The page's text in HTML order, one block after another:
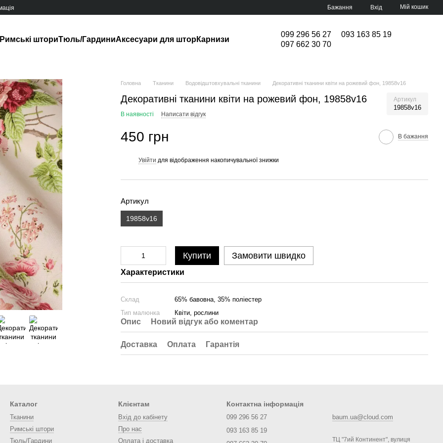
Бажання Вхід Мій кошик
Римські шториТюль/ГардиниАксесуари для шторКарнизи
099 296 56 27
093 163 85 19
097 662 30 70
Головна Тканини Водовідштовхувальні тканини Декоративні тканини квіти на рожевий фон, 19858v16
Декоративні тканини квіти на рожевий фон, 19858v16 Артикул
19858v16
В наявності Написати відгук
450 грн В бажання
Увійти для відображення накопичувальної знижки
Артикул
19858v16
Купити Замовити швидко
Характеристики
Склад
65% бавовна, 35% поліестер
Тип малюнка
Квіти, рослини
Опис Новий відгук або коментар
Доставка Оплата Гарантія
Каталог
Тканини
Римські штори
Тюль/Гардини
Клієнтам
Вхід до кабінету
Про нас
Оплата і доставка
Контактна інформація
099 296 56 27
093 163 85 19
baum.ua@cloud.com
ТЦ "7ий Континент", вулиця